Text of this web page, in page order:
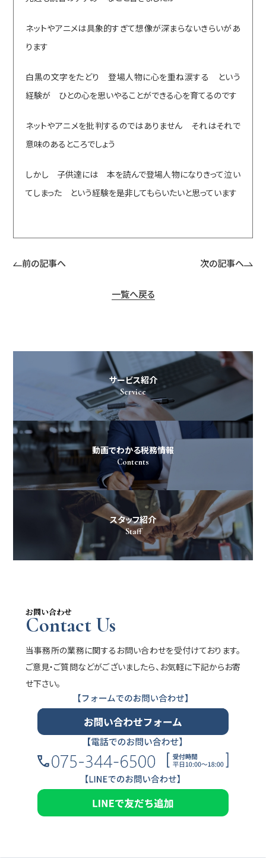
ネットやアニメは具象的すぎて想像が深まらないきらいがあ
ります
白黒の文字をたどり 登場人物に心を重ね涙する という
経験が ひとの心を思いやることができる心を育てるのです
ネットやアニメを批判するのではありません それはそれで
意味のあるところでしょう
しかし 子供達には 本を読んで登場人物になりきって泣い
てしまった という経験を是非してもらいたいと思っています
前の記事へ 次の記事へ
一覧へ戻る
サービス紹介
Service
動画でわかる税務情報
Contents
スタッフ紹介
Staff
お問い合わせ
Contact Us
当事務所の業務に関するお問い合わせを受付けております。
ご意見・ご質問などがございましたら、お気軽に下記からお寄
せ下さい。